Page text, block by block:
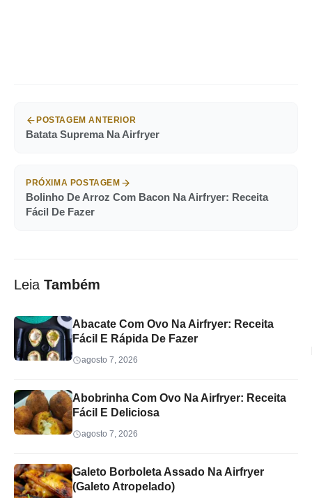
POSTAGEM ANTERIOR
Batata Suprema Na Airfryer
PRÓXIMA POSTAGEM
Bolinho De Arroz Com Bacon Na Airfryer: Receita
Fácil De Fazer
Leia Também
Abacate Com Ovo Na Airfryer: Receita
Fácil E Rápida De Fazer
agosto 7, 2026
Abobrinha Com Ovo Na Airfryer: Receita
Fácil E Deliciosa
agosto 7, 2026
Galeto Borboleta Assado Na Airfryer
(Galeto Atropelado)